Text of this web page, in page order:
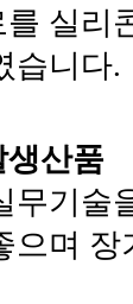
실리
습니다.
생산품
무기술
으며